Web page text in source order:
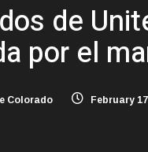
de
por el
Colorado February